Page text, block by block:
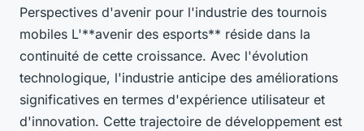
Perspectives d'avenir pour l'industrie des tournois
mobiles L'**avenir des esports** réside dans la
continuité de cette croissance. Avec l'évolution
technologique, l'industrie anticipe des améliorations
significatives en termes d'expérience utilisateur et
d'innovation. Cette trajectoire de développement est